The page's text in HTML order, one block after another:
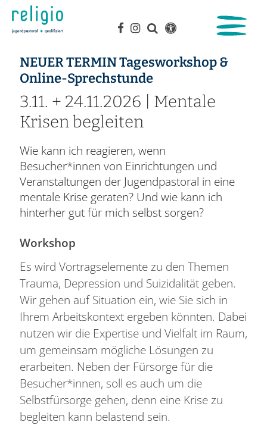
NEUER TERMIN Tagesworkshop &
Online-Sprechstunde:
3.11. + 24.11.2026 | Mentale
Krisen begleiten
Wie kann ich reagieren, wenn
Besucher*innen von Einrichtungen und
Veranstaltungen der Jugendpastoral in eine
mentale Krise geraten? Und wie kann ich
hinterher gut für mich selbst sorgen?
Workshop
Es wird Vortragselemente zu den Themen
Trauma, Depression und Suizidalität geben.
Wir gehen auf Situation ein, wie Sie sich in
Ihrem Arbeitskontext ergeben könnten. Dabei
nutzen wir die Expertise und Vielfalt im Raum,
um gemeinsam mögliche Lösungen zu
erarbeiten. Neben der Fürsorge für die
Besucher*innen, soll es auch um die
Selbstfürsorge gehen, denn eine Krise zu
begleiten kann belastend sein.